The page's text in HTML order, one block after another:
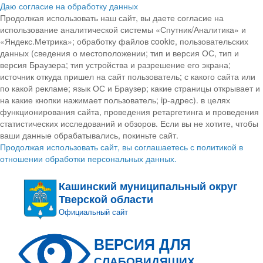
Даю согласие на обработку данных
Продолжая использовать наш сайт, вы даете согласие на
использование аналитической системы «Спутник/Аналитика» и
«Яндекс.Метрика»; обработку файлов cookie, пользовательских
данных (сведения о местоположении; тип и версия ОС, тип и
версия Браузера; тип устройства и разрешение его экрана;
источник откуда пришел на сайт пользователь; с какого сайта или
по какой рекламе; язык ОС и Браузер; какие страницы открывает и
на какие кнопки нажимает пользователь; ip-адрес). в целях
функционирования сайта, проведения ретаргетинга и проведения
статистических исследований и обзоров. Если вы не хотите, чтобы
ваши данные обрабатывались, покиньте сайт.
Продолжая использовать сайт, вы соглашаетесь с политикой в
отношении обработки персональных данных.